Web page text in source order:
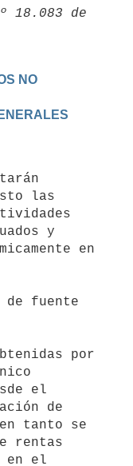
18.083 de
NO
las
y
en
de
rentas